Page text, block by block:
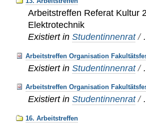
Arbeitstreffen Referat Kultur
Elektrotechnik
Existiert in Studentinnenrat /
Arbeitstreffen Organisation
Existiert in Studentinnenrat /
Arbeitstreffen Organisation
Existiert in Studentinnenrat /
16. Arbeitstreffen